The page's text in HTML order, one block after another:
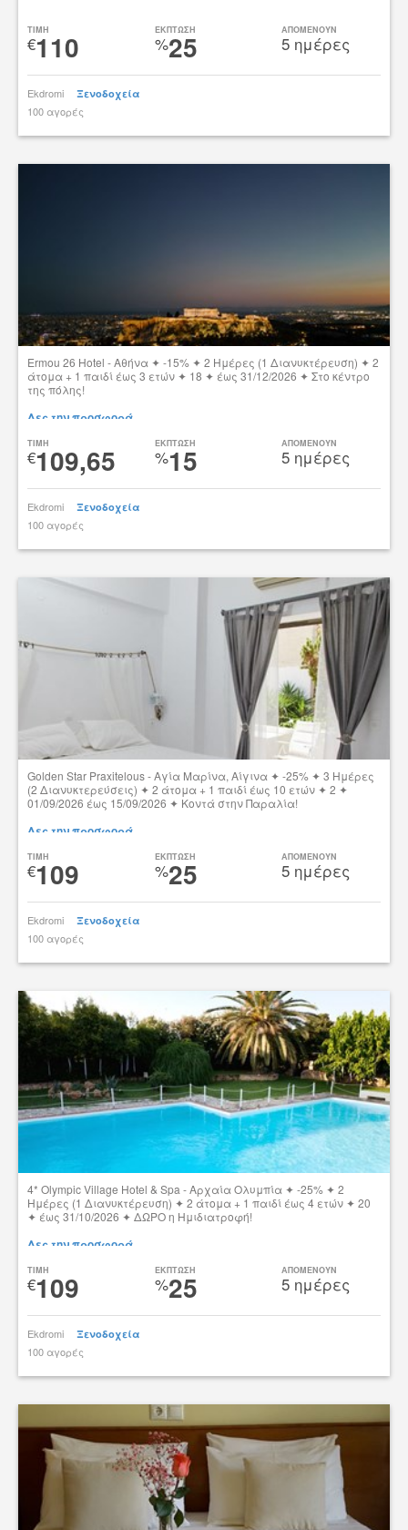
TIMH
€110 ΕΚΠΤΩΣΗ
%25 ΑΠΟΜΕΝΟΥΝ
5 ημέρες
Ekdromi Ξενοδοχεία
100 αγορές
tsibato
Ermou 26 Hotel - Αθήνα ✦ -15% ✦ 2 Ημέρες (1 Διανυκτέρευση) ✦ 2
άτομα + 1 παιδί έως 3 ετών ✦ 18 ✦ έως 31/12/2026 ✦ Στο κέντρο
της πόλης!
Δες την προσφορά
TIMH
€109,65 ΕΚΠΤΩΣΗ
%15 ΑΠΟΜΕΝΟΥΝ
5 ημέρες
Ekdromi Ξενοδοχεία
100 αγορές
tsibato
Golden Star Praxitelous - Aγία Μαρίνα, Αίγινα ✦ -25% ✦ 3 Ημέρες
(2 Διανυκτερεύσεις) ✦ 2 άτομα + 1 παιδί έως 10 ετών ✦ 2 ✦
01/09/2026 έως 15/09/2026 ✦ Κοντά στην Παραλία!
Δες την προσφορά
TIMH
€109 ΕΚΠΤΩΣΗ
%25 ΑΠΟΜΕΝΟΥΝ
5 ημέρες
Ekdromi Ξενοδοχεία
100 αγορές
4* Olympic Village Hotel & Spa - Αρχαία Ολυμπία ✦ -25% ✦ 2
Ημέρες (1 Διανυκτέρευση) ✦ 2 άτομα + 1 παιδί έως 4 ετών ✦ 20
✦ έως 31/10/2026 ✦ ΔΩΡΟ η Ημιδιατροφή!
Δες την προσφορά
TIMH
€109 ΕΚΠΤΩΣΗ
%25 ΑΠΟΜΕΝΟΥΝ
5 ημέρες
Ekdromi Ξενοδοχεία
100 αγορές
tsibato